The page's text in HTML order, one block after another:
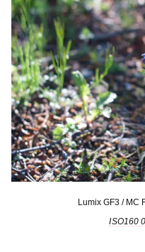
Lumix GF3 / MC
ISO160